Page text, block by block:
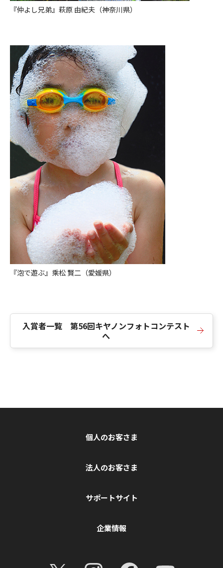
『仲よし兄弟』萩原 由紀夫（神奈川県）
『泡で遊ぶ』乘松 賢二（愛媛県）
入賞者一覧 第56回キヤノンフォトコンテスト
へ
個人のお客さま
法人のお客さま
サポートサイト
企業情報